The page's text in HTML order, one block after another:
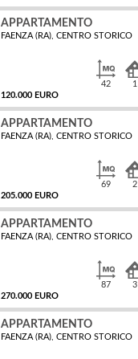
APPARTAMENTO
FAENZA (RA), CENTRO STORICO
120.000 EURO
42 1
APPARTAMENTO
FAENZA (RA), CENTRO STORICO
205.000 EURO
69 2
APPARTAMENTO
FAENZA (RA), CENTRO STORICO
270.000 EURO
87 3
APPARTAMENTO
FAENZA (RA), CENTRO STORICO